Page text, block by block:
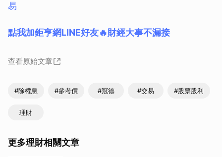
易
點我加鉅亨網LINE好友🔥財經大事不漏接
查看原始文章
#除權息 #參考價 #冠德 #交易 #股票股利
理財
更多理財相關文章